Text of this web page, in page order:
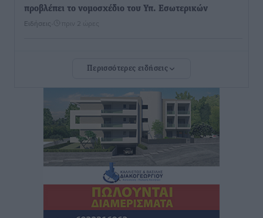
προβλέπει το νομοσχέδιο του Υπ. Εσωτερικών
Ειδήσεις πριν 2 ώρες
μεγαλύτερη κίνηση
Αστυπάλαια: Το φως που μένει αναμμένο στο κάστρο
Τοπικές Ειδήσεις• πριν 2 ώρες
Τουρισμός: «Φτωχός συγγενής κάμπινγκ και
πριν 2 ώρες
Περισσότερες ειδήσεις